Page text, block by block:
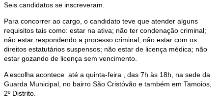
Seis candidatos se inscreveram.
Para concorrer ao cargo, o candidato teve que atender alguns
requisitos tais como: estar na ativa; não ter condenação criminal;
não estar respondendo a processo criminal; não estar com os
direitos estatutários suspensos; não estar de licença médica; não
estar gozando de licença sem vencimento.
A escolha acontece até a quinta-feira , das 7h às 18h, na sede da
Guarda Municipal, no bairro São Cristóvão e também em Tamoios,
2º Distrito.